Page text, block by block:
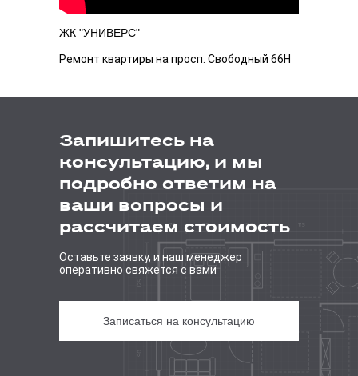
ЖК "УНИВЕРС"
Ремонт квартиры на просп. Свободный 66H
Запишитесь на
консультацию, и мы
подробно ответим на
ваши вопросы и
рассчитаем стоимость
Оставьте заявку, и наш менеджер
оперативно свяжется с вами
Записаться на консультацию